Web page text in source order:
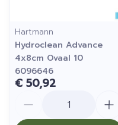
Hartmann
Hydroclean Advance
4x8cm Ovaal 10
6096646
€ 50,92